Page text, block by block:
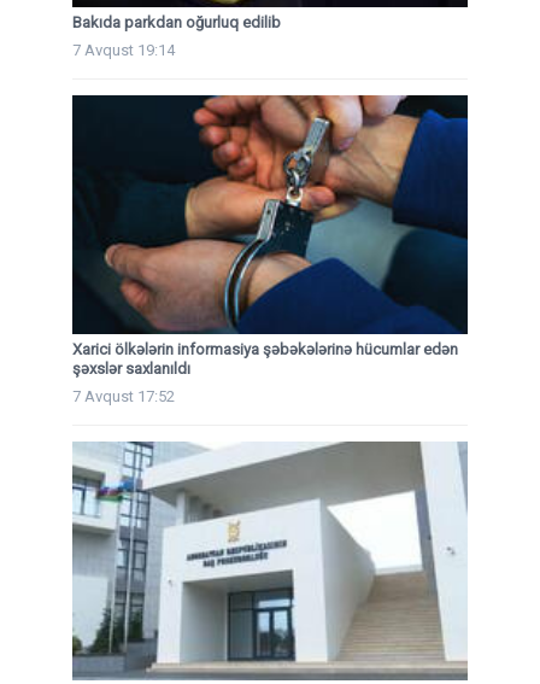
Bakıda parkdan oğurluq edilib
7 Avqust 19:14
Xarici ölkələrin informasiya şəbəkələrinə hücumlar edən
şəxslər saxlanıldı
7 Avqust 17:52